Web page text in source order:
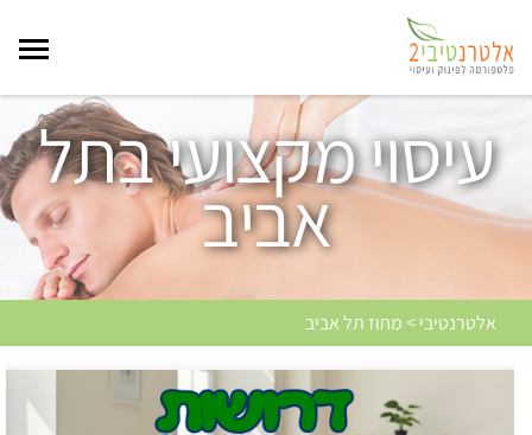
עיסוי מקצועי בתל
אביב
אלטרנטיבי > מחוז תל אביב